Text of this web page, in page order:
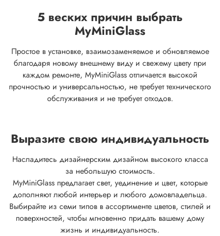
5 веских причин выбрать
MyMiniGlass
Простое в установке, взаимозаменяемое и обновляемое
благодаря новому внешнему виду и свежему цвету при
каждом ремонте, MyMiniGlass отличается высокой
прочностью и универсальностью, не требует технического
обслуживания и не требует отходов.
Выразите свою индивидуальность
Насладитесь дизайнерским дизайном высокого класса
за небольшую стоимость.
MyMiniGlass предлагает свет, уединение и цвет, которые
дополняют любой интерьер и любого домовладельца.
Выбирайте из семи типов в ассортименте цветов, стилей и
поверхностей, чтобы мгновенно придать вашему дому
жизнь и индивидуальность.